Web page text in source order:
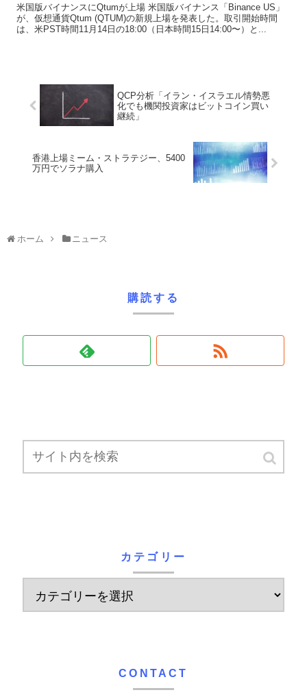
米国版バイナンスにQtumが上場 米国版バイナンス「Binance US」
が、仮想通貨Qtum (QTUM)の新規上場を発表した。取引開始時間
は、米PST時間11月14日の18:00（日本時間15日14:00〜）と...
QCP分析「イラン・イスラエル情勢悪
化でも機関投資家はビットコイン買い
継続」
香港上場ミーム・ストラテジー、5400
万円でソラナ購入
ホーム ニュース
購読する
カテゴリー
CONTACT